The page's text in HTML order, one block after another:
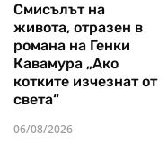
Смисълът на
живота, отразен в
романа на Генки
Кавамура „Ако
котките изчезнат от
света“
06/08/2026